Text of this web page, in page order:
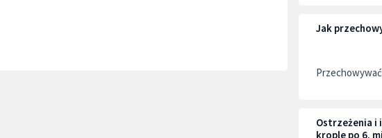
Jak
Ostrzeżenia i
krople po 6.